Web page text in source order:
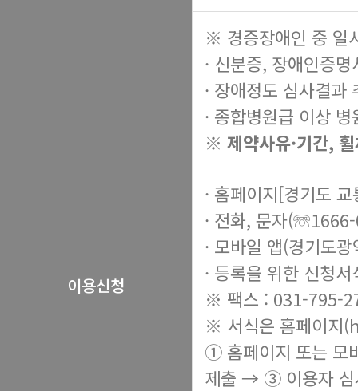
※ 경증장애인 중 일
· 신분증, 장애인증명
· 장애정도 심사결과
· 종합병원급 이상
※ 제약사유·기간,
이용신청
· 홈페이지[경기도
· 전화, 문자
· 모바일 앱(경기도
· 등록을 위한 신청
※ 팩스 : 031-795-
※ 서식은 홈페이지(
① 홈페이지 또는 모
제출 → ③ 이용자 심